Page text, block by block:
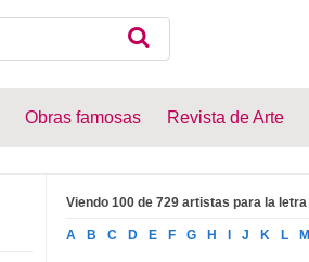
Obras famosas Revista de Arte
Viendo 100 de 729 artistas para la letra
A B C D E F G H J K L M